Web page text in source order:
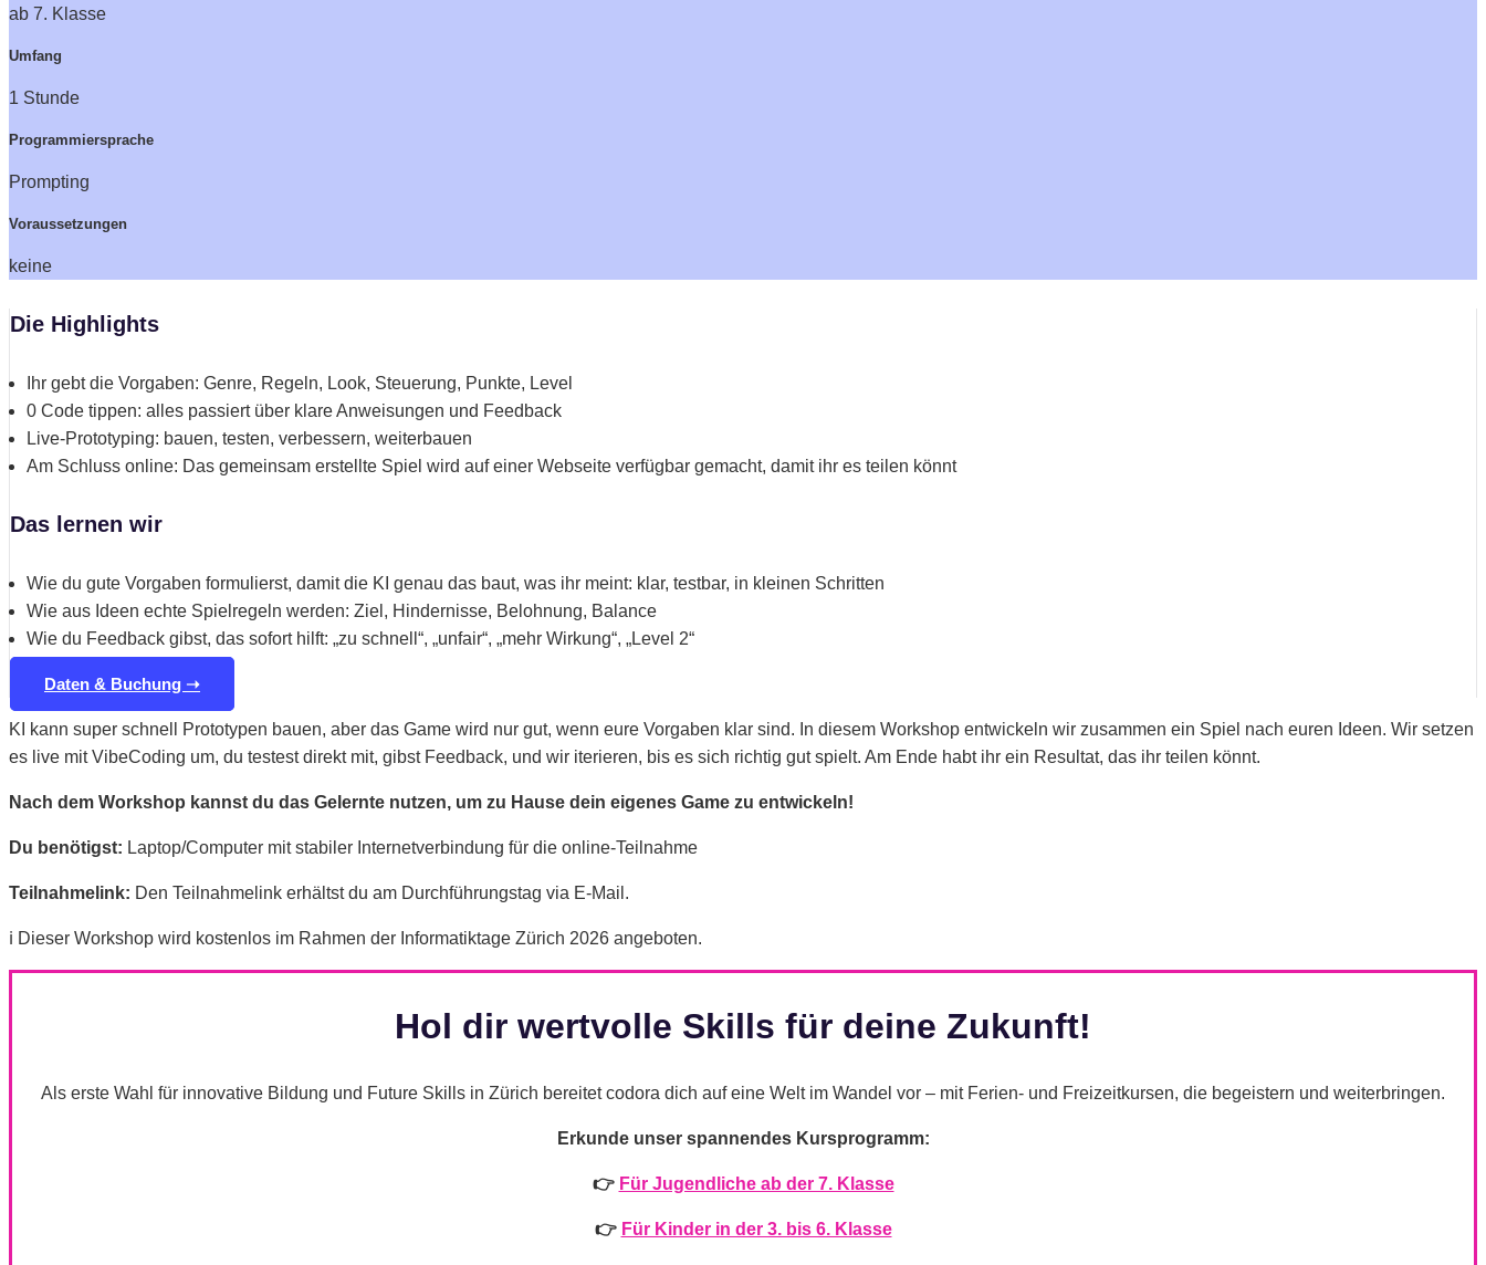
ab 7. Klasse
Umfang
1 Stunde
Programmiersprache
Prompting
Voraussetzungen
keine
Die Highlights
Ihr gebt die Vorgaben: Genre, Regeln, Look, Steuerung, Punkte, Level
0 Code tippen: alles passiert über klare Anweisungen und Feedback
Live-Prototyping: bauen, testen, verbessern, weiterbauen
Am Schluss online: Das gemeinsam erstellte Spiel wird auf einer Webseite verfügbar gemacht, damit ihr es teilen könnt
Das lernen wir
Wie du gute Vorgaben formulierst, damit die KI genau das baut, was ihr meint: klar, testbar, in kleinen Schritten
Wie aus Ideen echte Spielregeln werden: Ziel, Hindernisse, Belohnung, Balance
Wie du Feedback gibst, das sofort hilft: „zu schnell“, „unfair“, „mehr Wirkung“, „Level 2“
Daten & Buchung ➝
KI kann super schnell Prototypen bauen, aber das Game wird nur gut, wenn eure Vorgaben klar sind. In diesem Workshop entwickeln wir zusammen ein Spiel nach euren Ideen. Wir setzen
es live mit VibeCoding um, du testest direkt mit, gibst Feedback, und wir iterieren, bis es sich richtig gut spielt. Am Ende habt ihr ein Resultat, das ihr teilen könnt.
Nach dem Workshop kannst du das Gelernte nutzen, um zu Hause dein eigenes Game zu entwickeln!
Du benötigst: Laptop/Computer mit stabiler Internetverbindung für die online-Teilnahme
Teilnahmelink: Den Teilnahmelink erhältst du am Durchführungstag via E-Mail.
ℹ️ Dieser Workshop wird kostenlos im Rahmen der Informatiktage Zürich 2026 angeboten.
Hol dir wertvolle Skills für deine Zukunft!
Als erste Wahl für innovative Bildung und Future Skills in Zürich bereitet codora dich auf eine Welt im Wandel vor – mit Ferien- und Freizeitkursen, die begeistern und weiterbringen.
Erkunde unser spannendes Kursprogramm:
👉 Für Jugendliche ab der 7. Klasse
👉 Für Kinder in der 3. bis 6. Klasse